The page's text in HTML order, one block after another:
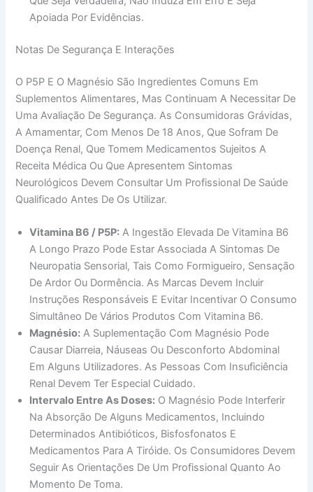
Apoiada Por Evidências.
Notas De Segurança E Interações
O P5P E O Magnésio São Ingredientes Comuns Em
Suplementos Alimentares, Mas Continuam A Necessitar De
Uma Avaliação De Segurança. As Consumidoras Grávidas,
A Amamentar, Com Menos De 18 Anos, Que Sofram De
Doença Renal, Que Tomem Medicamentos Sujeitos A
Receita Médica Ou Que Apresentem Sintomas
Neurológicos Devem Consultar Um Profissional De Saúde
Qualificado Antes De Os Utilizar.
Vitamina B6 / P5P: A Ingestão Elevada De Vitamina B6
A Longo Prazo Pode Estar Associada A Sintomas De
Neuropatia Sensorial, Tais Como Formigueiro, Sensação
De Ardor Ou Dormência. As Marcas Devem Incluir
Instruções Responsáveis E Evitar Incentivar O Consumo
Simultâneo De Vários Produtos Com Vitamina B6.
Magnésio: A Suplementação Com Magnésio Pode
Causar Diarreia, Náuseas Ou Desconforto Abdominal
Em Alguns Utilizadores. As Pessoas Com Insuficiência
Renal Devem Ter Especial Cuidado.
Intervalo Entre As Doses: O Magnésio Pode Interferir
Na Absorção De Alguns Medicamentos, Incluindo
Determinados Antibióticos, Bisfosfonatos E
Medicamentos Para A Tiróide. Os Consumidores Devem
Seguir As Orientações De Um Profissional Quanto Ao
Momento De Toma.